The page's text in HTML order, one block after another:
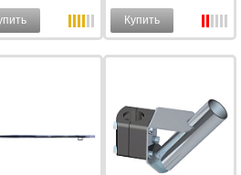
Купить